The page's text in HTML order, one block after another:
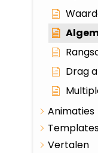
Drag
Animaties
Vertalen